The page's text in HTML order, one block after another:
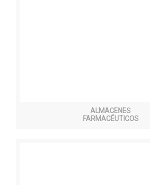
ALMACENES
FARMACÉUTICOS